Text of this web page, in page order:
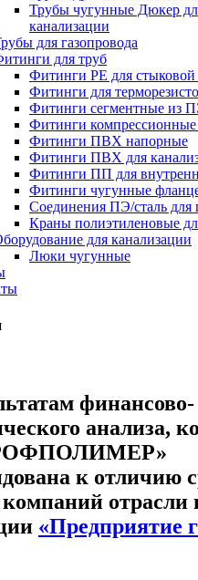
Трубы чугунные Дюкер
канализации
для газопровода
для труб
Фитинги PE для стыковой
Фитинги для
Фитинги сегментные из
Фитинги
Фитинги ПВХ напорные
Фитинги ПВХ для
Фитинги ПП для
Фитинги чугунные
Соединения ПЭ/сталь для
Краны полиэтиленовые
для канализации
Люки чугунные
финансово-
анализа,
к отличию
отрасли
«Предприятие